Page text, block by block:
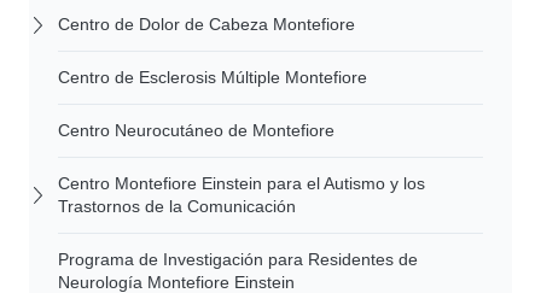
Centro de Dolor de Cabeza Montefiore
Centro de Esclerosis Múltiple Montefiore
Centro Neurocutáneo de Montefiore
Centro Montefiore Einstein para el Autismo y los
Trastornos de la Comunicación
Programa de Investigación para Residentes de
Neurología Montefiore Einstein